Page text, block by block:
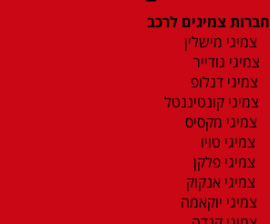
חברות צמיגים לרכב
צמיגי מישלין
צמיגי גודייר
צמיגי דנלופ
צמיגי קונטיננטל
צמיגי מקסיס
צמיגי טויו
צמיגי פלקן
צמיגי אנקוק
צמיגי יוקאמה